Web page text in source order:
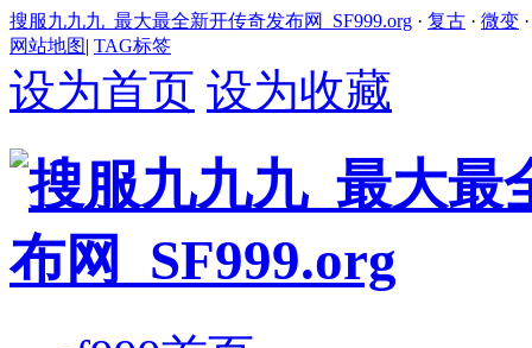
搜服九九九_最大最全新开传奇发布网_SF999.org · 复古 · 微变
网站地图| TAG标签
设为首页 设为收藏